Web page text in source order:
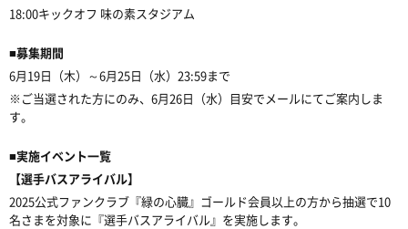
18:00キックオフ 味の素スタジアム
■募集期間
6月19日（木）～6月25日（水）23:59まで
※ご当選された方にのみ、6月26日（水）目安でメールにてご案内しま
す。
■実施イベント一覧
【選手バスアライバル】
2025公式ファンクラブ『緑の心臓』ゴールド会員以上の方から抽選で10
名さまを対象に『選手バスアライバル』を実施します。